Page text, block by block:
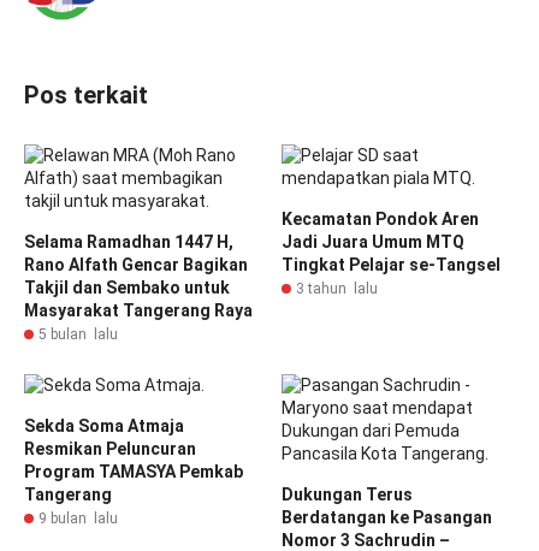
Pos terkait
Selama Ramadhan 1447 H,
Rano Alfath Gencar Bagikan
Takjil dan Sembako untuk
Masyarakat Tangerang Raya
5 bulan lalu
Kecamatan Pondok Aren
Jadi Juara Umum MTQ
Tingkat Pelajar se-Tangsel
3 tahun lalu
Sekda Soma Atmaja
Resmikan Peluncuran
Program TAMASYA Pemkab
Tangerang
9 bulan lalu
Dukungan Terus
Berdatangan ke Pasangan
Nomor 3 Sachrudin –